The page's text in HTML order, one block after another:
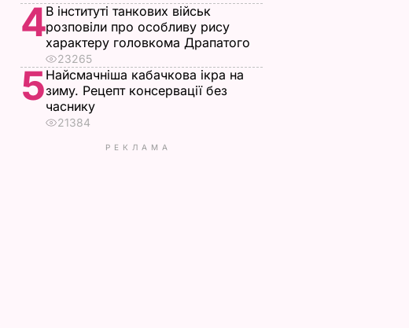
4В інституті танкових військ
розповіли про особливу рису
характеру головкома Драпатого
23265
5Найсмачніша кабачкова ікра на
зиму. Рецепт консервації без
часнику
21384
РЕКЛАМА